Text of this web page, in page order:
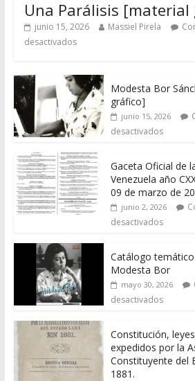
Una Parálisis [material
junio 15, 2026 Massiel Pirela
desactivados
Modesta Bor
gráfico]
junio 15, 2026
desactivados
Gaceta Oficial de
Venezuela año
09 de marzo de
junio 2, 2026
desactivados
Catálogo
Modesta Bor
mayo 30, 2026
desactivados
Constitución,
expedidos por la
Constituyente del
1881.